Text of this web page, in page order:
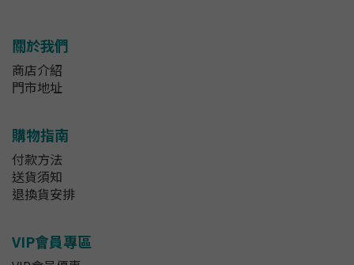
關於我們
商店介紹
門市地址
購物指南
付款方法
送貨須知
退換貨安排
VIP會員專區